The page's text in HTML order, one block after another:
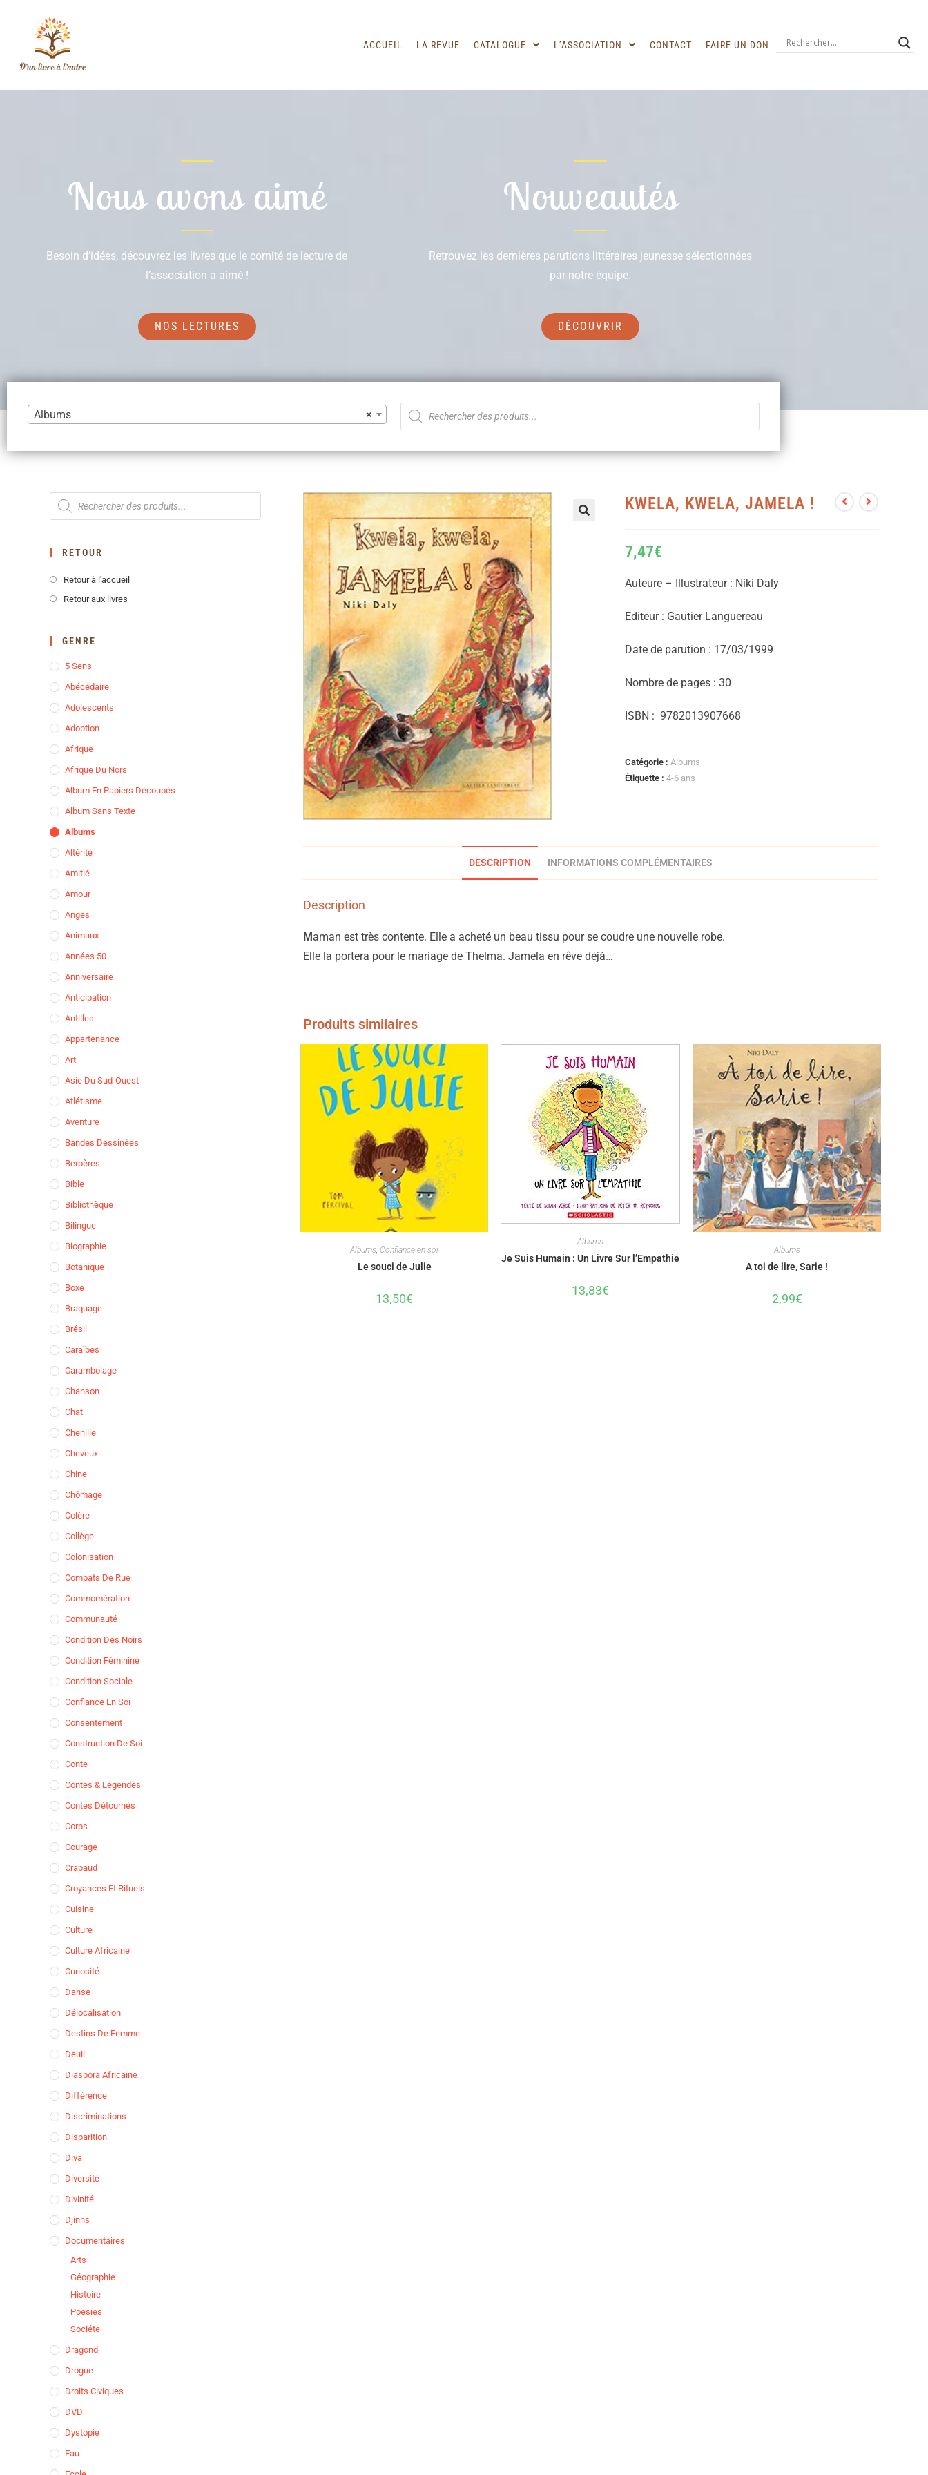
ACCUEIL LA REVUE CATALOGUE L’ASSOCIATION CONTACT FAIRE UN DON
Nous avons aimé
Besoin d’idées, découvrez les livres que le comité de lecture de
l’association a aimé !
NOS LECTURES
Nouveautés
Retrouvez les dernières parutions littéraires jeunesse sélectionnées
par notre équipe.
DÉCOUVRIR
×
Albums
KWELA, KWELA, JAMELA !
7,47€
Auteure – Illustrateur : Niki Daly
Editeur : Gautier Languereau
Date de parution : 17/03/1999
Nombre de pages : 30
ISBN : 9782013907668
Catégorie : Albums
Étiquette :4-6 ans
DESCRIPTION INFORMATIONS COMPLÉMENTAIRES
Description
Maman est très contente. Elle a acheté un beau tissu pour se coudre une nouvelle robe.
Elle la portera pour le mariage de Thelma. Jamela en rêve déjà…
Produits similaires
Albums Confiance en soi
Le souci de Julie
13,50€
Albums
Je Suis Humain : Un Livre Sur l’Empathie
13,83€
Albums
A toi de lire, Sarie !
2,99€
RETOUR
Retour à l'accueil
Retour aux livres
GENRE
5 Sens
Abécédaire
Adolescents
Adoption
Afrique
Afrique Du Nors
Album En Papiers Découpés
Album Sans Texte
Albums
Altérité
Amitié
Amour
Anges
Animaux
Années 50
Anniversaire
Anticipation
Antilles
Appartenance
Art
Asie Du Sud-Ouest
Atlétisme
Aventure
Bandes Dessinées
Berbères
Bible
Bibliothèque
Bilingue
Biographie
Botanique
Boxe
Braquage
Brésil
Caraïbes
Carambolage
Chanson
Chat
Chenille
Cheveux
Chine
Chômage
Colère
Collège
Colonisation
Combats De Rue
Commomération
Communauté
Condition Des Noirs
Condition Féminine
Condition Sociale
Confiance En Soi
Consentement
Construction De Soi
Conte
Contes & Légendes
Contes Détournés
Corps
Courage
Crapaud
Croyances Et Rituels
Cuisine
Culture
Culture Africaine
Curiosité
Danse
Délocalisation
Destins De Femme
Deuil
Diaspora Africaine
Différence
Discriminations
Disparition
Diva
Diversité
Divinité
Djinns
Documentaires
Arts
Géographie
Histoire
Poesies
Sociéte
Dragond
Drogue
Droits Civiques
DVD
Dystopie
Eau